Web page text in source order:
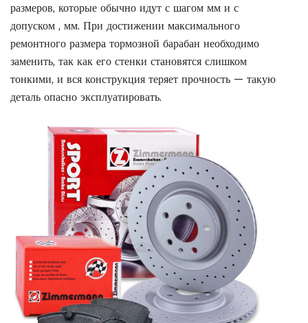
размеров, которые обычно идут с шагом мм и с
допуском , мм. При достижении максимального
ремонтного размера тормозной барабан необходимо
заменить, так как его стенки становятся слишком
тонкими, и вся конструкция теряет прочность — такую
деталь опасно эксплуатировать.